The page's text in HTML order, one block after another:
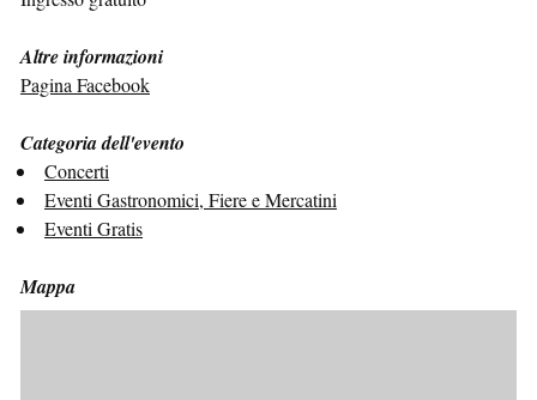
Altre informazioni
Pagina Facebook
Categoria dell'evento
Concerti
Eventi Gastronomici, Fiere e Mercatini
Eventi Gratis
Mappa